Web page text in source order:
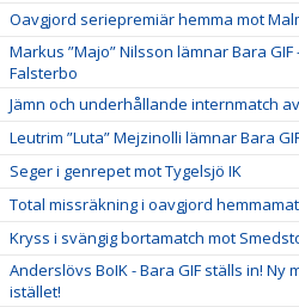
Oavgjord seriepremiär hemma mot
Markus ”Majo” Nilsson lämnar Bara
Falsterbo
Jämn och underhållande internmatch
Leutrim ”Luta” Mejzinolli lämnar Bara
Seger i genrepet mot Tygelsjö IK
Total missräkning i oavgjord
Kryss i svängig bortamatch mot
Anderslövs BoIK - Bara GIF ställs in! Ny
istället!